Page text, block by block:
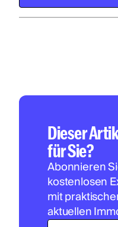
Dieser
für Sie?
Abonnieren
kostenlosen
mit
aktuellen